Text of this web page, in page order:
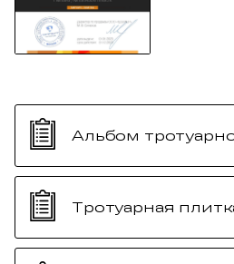
Альбом
Тротуарная